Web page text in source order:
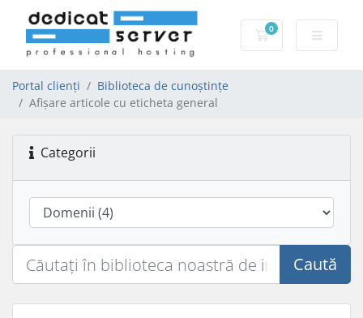
0
Coș de
Portal clienți
Biblioteca de cunoștințe
Afișare articole cu eticheta general
Categorii
Caută